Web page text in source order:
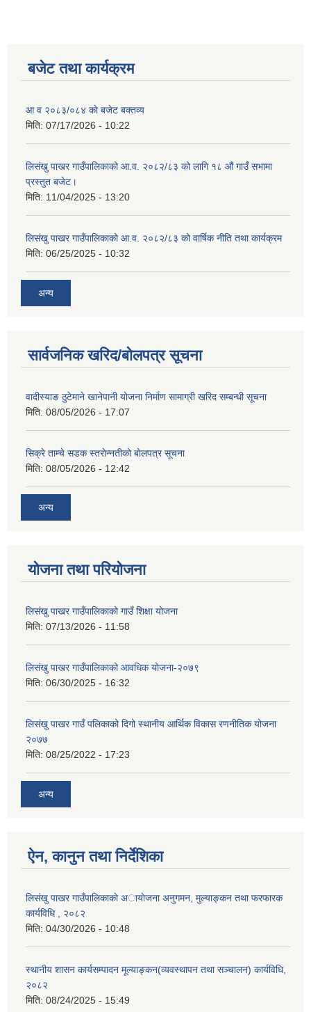
बजेट तथा कार्यक्रम
आ व २०८३/०८४ काे बजेट बक्तव्य
मिति: 07/17/2026 - 10:22
लिसंखु पाखर गाउँपालिकाको आ.व. २०८२/८३ को लागि १८ औं गाउँ सभामा
प्रस्तुत बजेट।
मिति: 11/04/2025 - 13:20
लिसंखु पाखर गाउँपालिकाको आ.व. २०८२/८३ को वार्षिक नीति तथा कार्यक्रम
मिति: 06/25/2025 - 10:32
अन्य
सार्वजनिक खरिद/बोलपत्र सूचना
वादीस्याङ ठुटेमाने खानेपानी याेजना निर्माण सामाग्री खरिद सम्बन्धी सूचना
मिति: 08/05/2026 - 17:07
सिक्रे ताम्चे सडक स्तराेन्नतीकाे बाेलपत्र सूचना
मिति: 08/05/2026 - 12:42
अन्य
योजना तथा परियोजना
लिसंखु पाखर गाउँपालिकाको गाउँ शिक्षा योजना
मिति: 07/13/2026 - 11:58
लिसंखु पाखर गाउँपालिकाको आवधिक योजना-२०७९
मिति: 06/30/2025 - 16:32
लिसंखु पाखर गाउँ पलिकाको दिगो स्थानीय आर्थिक विकास रणनीतिक योजना
२०७७
मिति: 08/25/2022 - 17:23
अन्य
ऐन, कानुन तथा निर्देशिका
लिसंखु पाखर गाउँपालिकाकाे अायाेजना अनुगमन, मुल्याङ्कन तथा फरफारक
कार्यविधि , २०८२
मिति: 04/30/2026 - 10:48
स्थानीय शासन कार्यसम्पादन मूल्याङ्कन(व्यवस्थापन तथा सञ्चालन) कार्यविधि,
२०८२
मिति: 08/24/2025 - 15:49